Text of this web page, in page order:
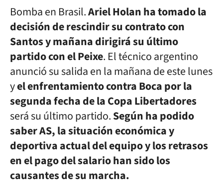
Bomba en Brasil.Ariel Holan ha tomado la
decisión de rescindir su contrato con
Santos y mañana dirigirá su último
partido con el Peixe. El técnico argentino
anunció su salida en la mañana de este lunes
yel enfrentamiento contra Boca por la
segunda fecha de la Copa Libertadores
será su último partido.Según ha podido
saber AS, la situación económica y
deportiva actual del equipo y los retrasos
en el pago del salario han sido los
causantes de su marcha.